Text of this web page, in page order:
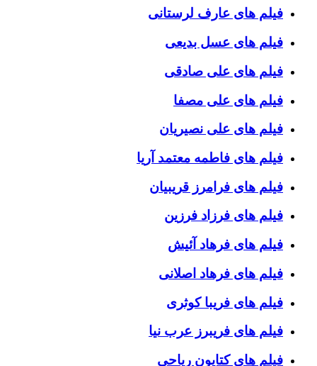
فیلم های عارف لرستانی
فیلم های عسل بدیعی
فیلم های علی صادقی
فیلم های علی مصفا
فیلم های علی نصیریان
فیلم های فاطمه معتمد آریا
فیلم های فرامرز قریبیان
فیلم های فرزاد فرزین
فیلم های فرهاد آئیش
فیلم های فرهاد اصلانی
فیلم های فریبا کوثری
فیلم های فریبرز عرب نیا
فیلم های کتایون ریاحی